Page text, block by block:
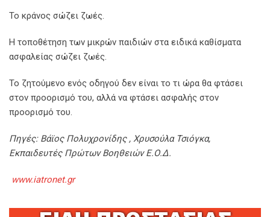
Το κράνος σώζει ζωές.
Η τοποθέτηση των μικρών παιδιών στα ειδικά καθίσματα
ασφαλείας σώζει ζωές.
Το ζητούμενο ενός οδηγού δεν είναι το τι ώρα θα φτάσει
στον προορισμό του, αλλά να φτάσει ασφαλής στον
προορισμό του.
Πηγές: Βάϊος Πολυχρονίδης , Χρυσούλα Τσιόγκα,
Εκπαιδευτές Πρώτων Βοηθειών Ε.Ο.Δ.
www.iatronet.gr